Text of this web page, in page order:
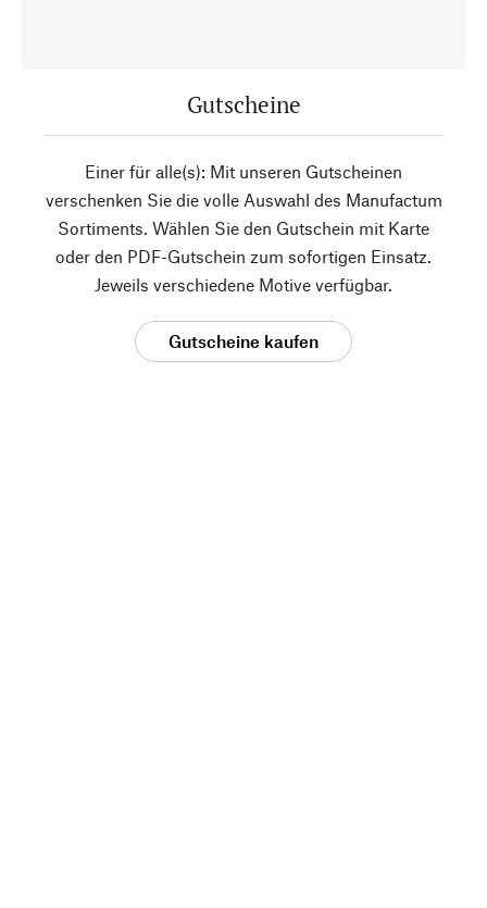
Gutscheine
Einer für alle(s): Mit unseren Gutscheinen
verschenken Sie die volle Auswahl des Manufactum
Sortiments. Wählen Sie den Gutschein mit Karte
oder den PDF-Gutschein zum sofortigen Einsatz.
Jeweils verschiedene Motive verfügbar.
Gutscheine kaufen